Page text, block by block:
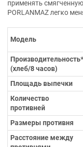
применять
PORLANMAZ легко
Модель
Производительность*
(хлеб/8 часов)
Площадь выпечки
Количество
противней
Размеры противня
Расстояние между